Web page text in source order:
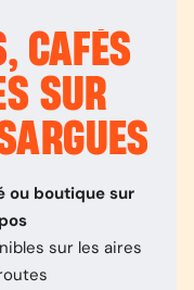
CAFÉS
SUR
ou boutique sur
sur les aires